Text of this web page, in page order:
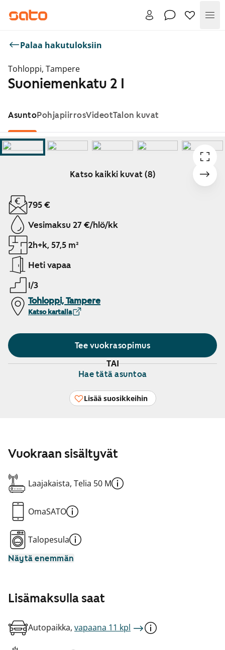
Palaa hakutuloksiin
Tohloppi, Tampere
Suoniemenkatu 2 I
AsuntoPohjapiirrosVideotTalon kuvat
Katso kaikki kuvat (8)
Näytetään dia 1 / 8
795 €
Vesimaksu 27 €/hlö/kk
2h+k, 57,5 m²
Heti vapaa
1/3
Tohloppi, Tampere
Katso kartalla
Tee vuokrasopimus
TAI
Hae tätä asuntoa
Lisää suosikkeihin
Vuokraan sisältyvät
Laajakaista, Telia 50 M
OmaSATO
Talopesula
Näytä enemmän
Lisämaksulla saat
Autopaikka, vapaana 11 kpl